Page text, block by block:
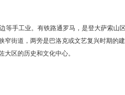
手工业。有铁路通罗马，是登大萨索山
街道，两旁是巴洛克或文艺复兴时期的
区的历史和文化中心。